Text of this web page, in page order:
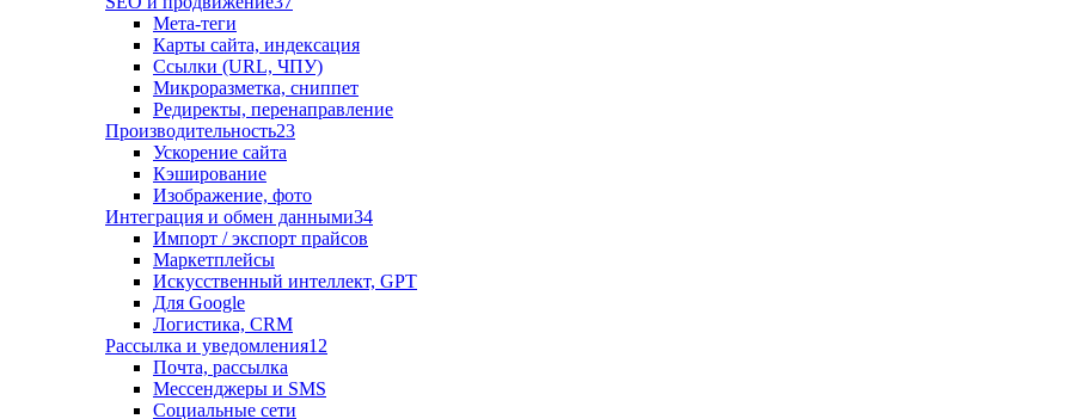
Мета-теги
Карты сайта, индексация
Ссылки (URL, ЧПУ)
Микроразметка, сниппет
Редиректы, перенаправление
Производительность23
Ускорение сайта
Кэширование
Изображение, фото
Интеграция и обмен данными34
Импорт / экспорт прайсов
Маркетплейсы
Искусственный интеллект, GPT
Для Google
Логистика, CRM
Рассылка и уведомления12
Почта, рассылка
Мессенджеры и SMS
Социальные сети